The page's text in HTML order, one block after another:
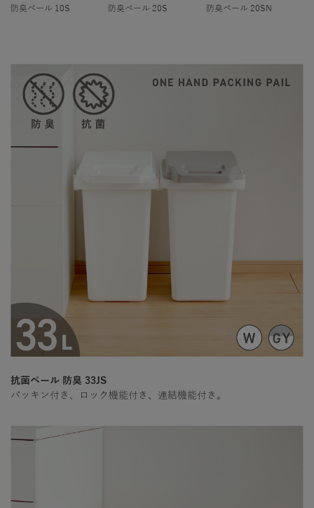
防臭ペール 10S 防臭ペール 20S 防臭ペール 20SN
抗菌ペール 防臭 33JS
パッキン付き、ロック機能付き、連結機能付き。